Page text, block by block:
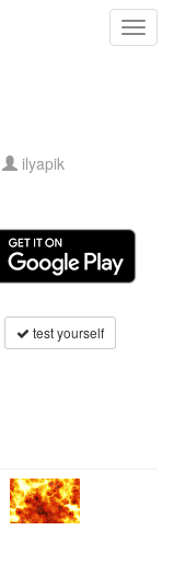
ilyapik
test yourself